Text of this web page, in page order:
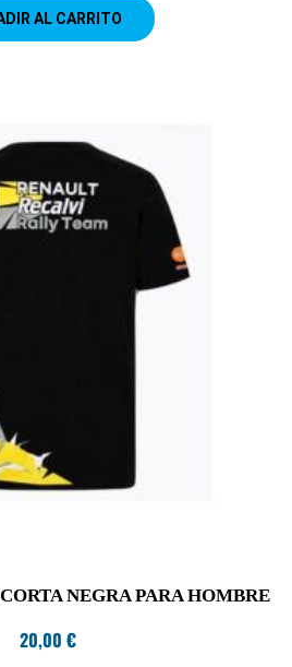
AL CARRITO
NEGRA PARA HOMBRE
20,00 €